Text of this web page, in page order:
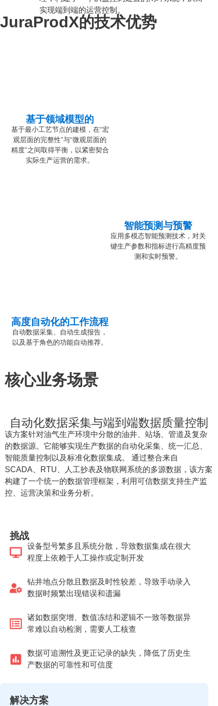
实现端到端的运营控制。
JuraProdX的技术优势
基于领域模型的
基于最小工艺节点的建模，在“宏
观层面的完整性”与“微观层面的
精度”之间取得平衡，以紧密契合
实际生产运营的需求。
智能预测与预警
应用多模态智能预测技术，对关
键生产参数和指标进行高精度预
测和实时预警。
高度自动化的工作流程
自动数据采集、自动生成报告，
以及基于角色的功能自动推荐。
核心业务场景
自动化数据采集与端到端数据质量控制
该方案针对油气生产环境中分散的油井、站场、管道及复杂
的数据源。它能够实现生产数据的自动化采集、统一汇总、
智能质量控制以及标准化数据集成。 通过整合来自
SCADA、RTU、人工抄表及物联网系统的多源数据，该方案
构建了一个统一的数据管理框架，利用可信数据支持生产监
控、运营决策和业务分析。
挑战
设备型号繁多且系统分散，导致数据集成在很大
程度上依赖于人工操作或定制开发
钻井地点分散且数据及时性较差，导致手动录入
数据时频繁出现错误和遗漏
诸如数据突增、数值冻结和逻辑不一致等数据异
常难以自动检测，需要人工核查
数据可追溯性及更正记录的缺失，降低了历史生
产数据的可靠性和可信度
解决方案